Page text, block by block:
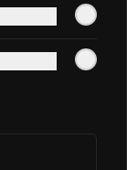
Justo use
apps y